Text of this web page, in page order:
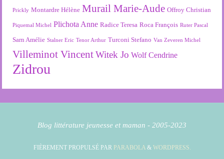
Prickly Montardre Hélène Murail Marie-Aude Offroy Christian
Piquemal Michel Plichota Anne Radice Teresa Roca François Ruter Pascal
Sarn Amélie Stalner Eric Tenor Arthur Turconi Stefano Van Zeveren Michel
Villeminot Vincent Witek Jo Wolf Cendrine
Zidrou
Blog littérature jeunesse et maman - 2005-2023
FIÈREMENT PROPULSÉ PAR PARABOLA& WORDPRESS.